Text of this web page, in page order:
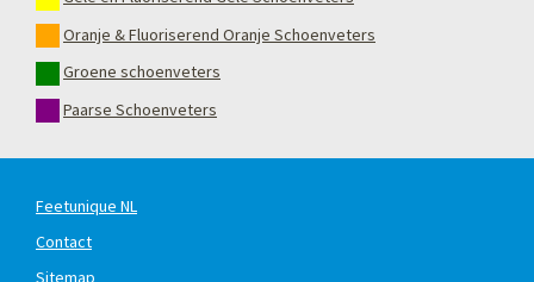
Oranje & Fluoriserend Oranje Schoenveters
Groene schoenveters
Paarse Schoenveters
Feetunique NL
Contact
Sitemap